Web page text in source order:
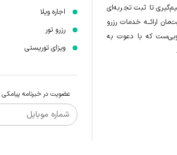
تا ثبت تجربه‌ای
اراﺋــﻪ خدمات رزرو
که با دعوت به
اجاره ویلا
رزرو تور
ویزای توریستی
عضویت در خبرنامه پیامکی
شماره موبایل